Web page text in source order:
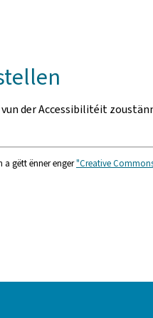
der Accessibilitéit
a gëtt ënner enger"Creative